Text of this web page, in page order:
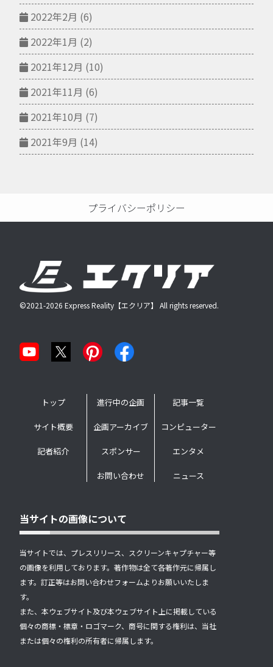
2022年2月 (6)
2022年1月 (2)
2021年12月 (10)
2021年11月 (6)
2021年10月 (7)
2021年9月 (14)
プライバシーポリシー
©2021-2026 Express Reality【エクリア】 All rights reserved.
トップ
サイト概要
記者紹介
進行中の企画
企画アーカイブ
スポンサー
お問い合わせ
記事一覧
コンピューター
エンタメ
ニュース
当サイトの画像について
当サイトでは、プレスリリース、スクリーンキャプチャー等
の画像を利用しております。著作物は全て各著作元に帰属し
ます。訂正等はお問い合わせフォームよりお願いいたしま
す。
また、本ウェブサイト及び本ウェブサイト上に掲載している
個々の商標・標章・ロゴマーク、商号に関する権利は、当社
または個々の権利の所有者に帰属します。